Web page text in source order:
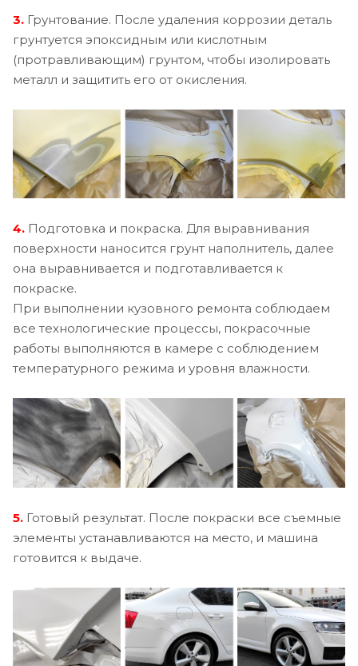
3. Грунтование. После удаления коррозии деталь
грунтуется эпоксидным или кислотным
(протравливающим) грунтом, чтобы изолировать
металл и защитить его от окисления.
4. Подготовка и покраска. Для выравнивания
поверхности наносится грунт наполнитель, далее
она выравнивается и подготавливается к
покраске.
При выполнении кузовного ремонта соблюдаем
все технологические процессы, покрасочные
работы выполняются в камере с соблюдением
температурного режима и уровня влажности.
5. Готовый результат. После покраски все съемные
элементы устанавливаются на место, и машина
готовится к выдаче.